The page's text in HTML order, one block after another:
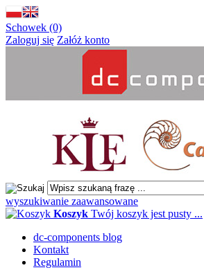
Schowek (0)
Zaloguj się Załóż konto
wyszukiwanie zaawansowane
Koszyk Twój koszyk jest pusty ...
dc-components blog
Kontakt
Regulamin